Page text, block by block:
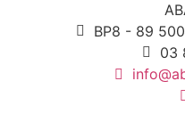
BP8 - 89
03